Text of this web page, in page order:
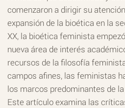
comenzaron a dirigir su
expansión de la bioética en la
XX, la bioética feminista
nueva área de interés
recursos de la filosofía
campos afines, las feministas
los marcos predominantes de
Este artículo examina las